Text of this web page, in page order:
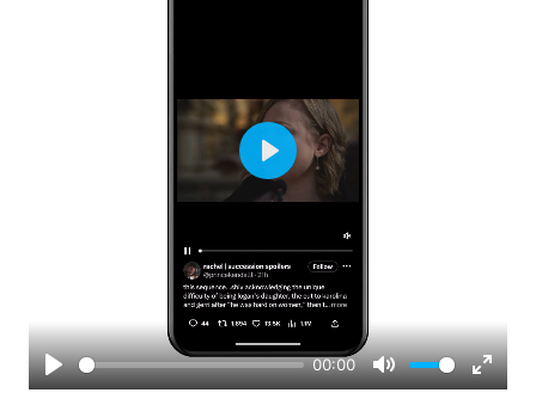
Play
00:00
Mute
Enter
Play